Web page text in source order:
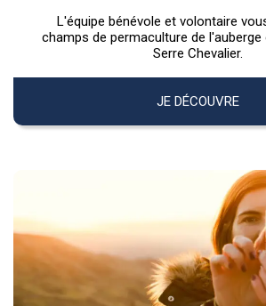
L'équipe bénévole et volontaire
champs de permaculture de l'auberge
Serre Chevalier.
JE DÉCOUVRE